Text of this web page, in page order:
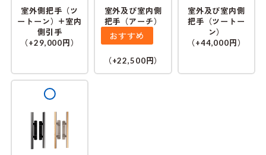
室外側把手（ツ
ートーン）+室内
側引手
（+29,000円）
室外及び室内側
把手（アーチ）
おすすめ
（+22,500円）
室外及び室内側
把手（ツートー
ン）
（+44,000円）